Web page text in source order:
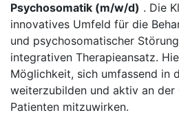
Psychosomatik (m/w/d) . Die
innovatives Umfeld für die
und psychosomatischer
integrativen Therapieansatz.
Möglichkeit, sich umfassend in
weiterzubilden und aktiv an der
Patienten mitzuwirken.